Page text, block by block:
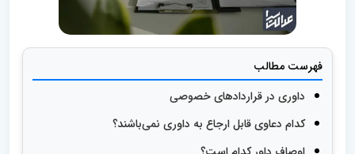
فهرست مطالب
داوری در قراردادهای خصوصی
کدام دعاوی قابل ارجاع به داوری نمی‌باشند؟